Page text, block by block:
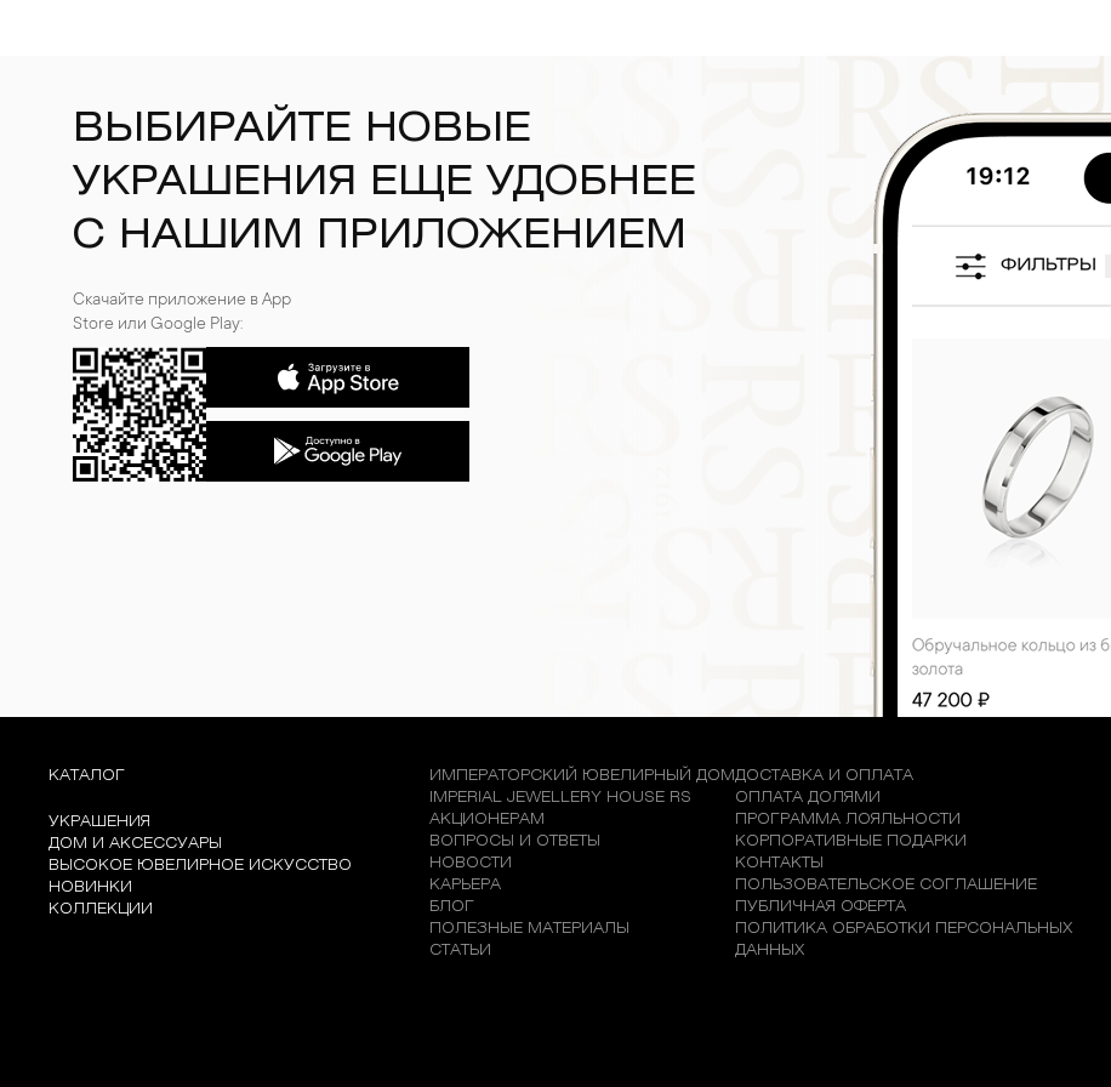
ВЫБИРАЙТЕ НОВЫЕ
УКРАШЕНИЯ ЕЩЕ УДОБНЕЕ
С НАШИМ ПРИЛОЖЕНИЕМ
Скачайте приложение в App
Store или Google Play:
КАТАЛОГ
УКРАШЕНИЯ
ДОМ И АКСЕССУАРЫ
ВЫСОКОЕ ЮВЕЛИРНОЕ ИСКУССТВО
НОВИНКИ
КОЛЛЕКЦИИ
ИМПЕРАТОРСКИЙ ЮВЕЛИРНЫЙ ДОМ
IMPERIAL JEWELLERY HOUSE RS
АКЦИОНЕРАМ
ВОПРОСЫ И ОТВЕТЫ
НОВОСТИ
КАРЬЕРА
БЛОГ
ПОЛЕЗНЫЕ МАТЕРИАЛЫ
СТАТЬИ
ДОСТАВКА И ОПЛАТА
ОПЛАТА ДОЛЯМИ
ПРОГРАММА ЛОЯЛЬНОСТИ
КОРПОРАТИВНЫЕ ПОДАРКИ
КОНТАКТЫ
ПОЛЬЗОВАТЕЛЬСКОЕ СОГЛАШЕНИЕ
ПУБЛИЧНАЯ ОФЕРТА
ПОЛИТИКА ОБРАБОТКИ ПЕРСОНАЛЬНЫХ
ДАННЫХ